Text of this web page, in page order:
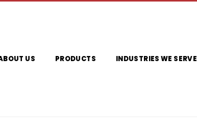
US PRODUCTS INDUSTRIES WE SERVE